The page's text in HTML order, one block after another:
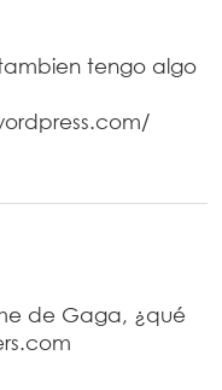
tengo algo
de Gaga, ¿qué